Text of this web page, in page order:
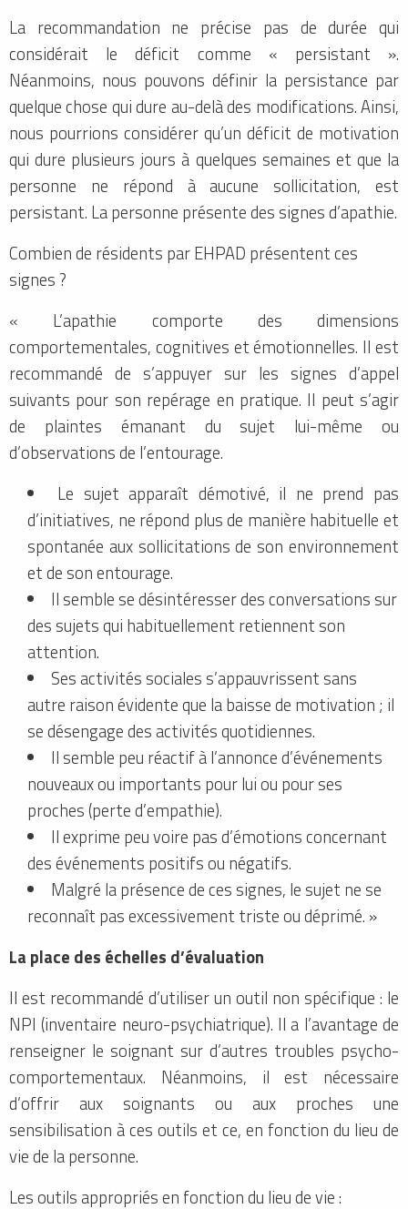
La recommandation ne précise pas de durée qui
considérait le déficit comme « persistant ».
Néanmoins, nous pouvons définir la persistance par
quelque chose qui dure au-delà des modifications. Ainsi,
nous pourrions considérer qu’un déficit de motivation
qui dure plusieurs jours à quelques semaines et que la
personne ne répond à aucune sollicitation, est
persistant. La personne présente des signes d’apathie.
Combien de résidents par EHPAD présentent ces
signes ?
« L’apathie comporte des dimensions
comportementales, cognitives et émotionnelles. Il est
recommandé de s’appuyer sur les signes d’appel
suivants pour son repérage en pratique. Il peut s’agir
de plaintes émanant du sujet lui-même ou
d’observations de l’entourage.
Le sujet apparaît démotivé, il ne prend pas
d’initiatives, ne répond plus de manière habituelle et
spontanée aux sollicitations de son environnement
et de son entourage.
Il semble se désintéresser des conversations sur
des sujets qui habituellement retiennent son
attention.
Ses activités sociales s’appauvrissent sans
autre raison évidente que la baisse de motivation ; il
se désengage des activités quotidiennes.
Il semble peu réactif à l’annonce d’événements
nouveaux ou importants pour lui ou pour ses
proches (perte d’empathie).
Il exprime peu voire pas d’émotions concernant
des événements positifs ou négatifs.
Malgré la présence de ces signes, le sujet ne se
reconnaît pas excessivement triste ou déprimé. »
La place des échelles d’évaluation
Il est recommandé d’utiliser un outil non spécifique : le
NPI (inventaire neuro-psychiatrique). Il a l’avantage de
renseigner le soignant sur d’autres troubles psycho-
comportementaux. Néanmoins, il est nécessaire
d’offrir aux soignants ou aux proches une
sensibilisation à ces outils et ce, en fonction du lieu de
vie de la personne.
Les outils appropriés en fonction du lieu de vie :